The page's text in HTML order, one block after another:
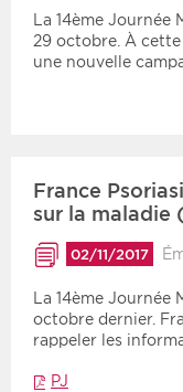
La 14ème
29 octobre. À
une nouvelle
France
sur la maladie
02/11/2017
La 14ème Journée
octobre dernier.
rappeler les
PJ